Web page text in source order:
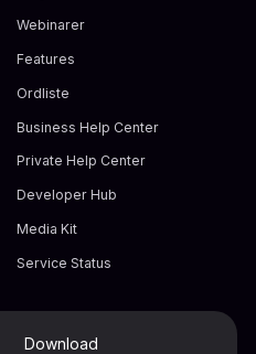
Webinarer
Features
Ordliste
Business Help Center
Private Help Center
Developer Hub
Media Kit
Service Status
Download